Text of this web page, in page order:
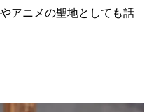
アニメの聖地としても話